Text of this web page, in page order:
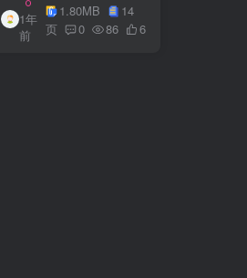
收购事件来袭...62.2.SiC:8家
碳化硅相关企业完成融
1年
前
1.80MB
14
页
0 86 6